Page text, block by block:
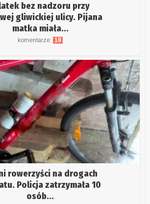
bez nadzoru przy
gliwickiej ulicy. Pijana
matka miała...
komentarze: 18
rowerzyści na drogach
Policja zatrzymała 10
osób...